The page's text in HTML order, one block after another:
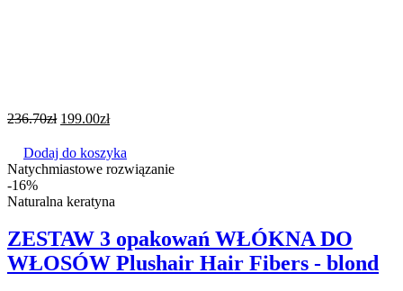
236.70zł 199.00zł
Dodaj do koszyka
Natychmiastowe rozwiązanie
-16%
Naturalna keratyna
ZESTAW 3 opakowań WŁÓKNA DO
WŁOSÓW Plushair Hair Fibers - blond